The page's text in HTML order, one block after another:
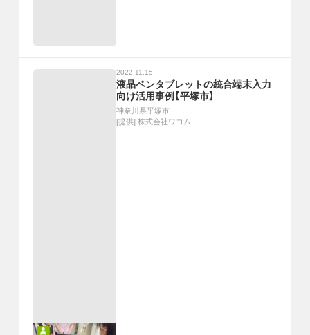
2022.11.15
液晶ペンタブレットの統合端末入力
向け活用事例【平塚市】
神奈川県平塚市
[提供] 株式会社ワコム